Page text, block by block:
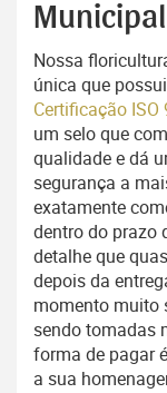
Municipal
Nossa
única que
Certificação ISO
um selo que
qualidade e dá
segurança a
exatamente
dentro do prazo
detalhe que
depois da
momento muito
sendo tomadas
forma de pagar
a sua